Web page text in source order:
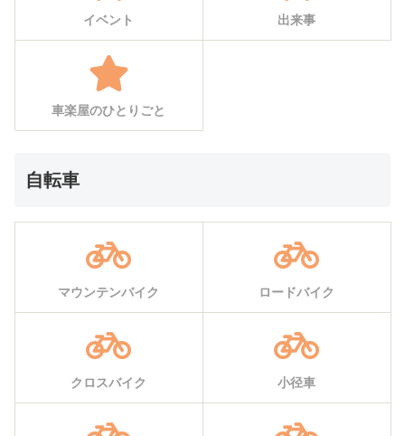
イベント 出来事
車楽屋のひとりごと
自転車
マウンテンバイク ロードバイク
クロスバイク 小径車